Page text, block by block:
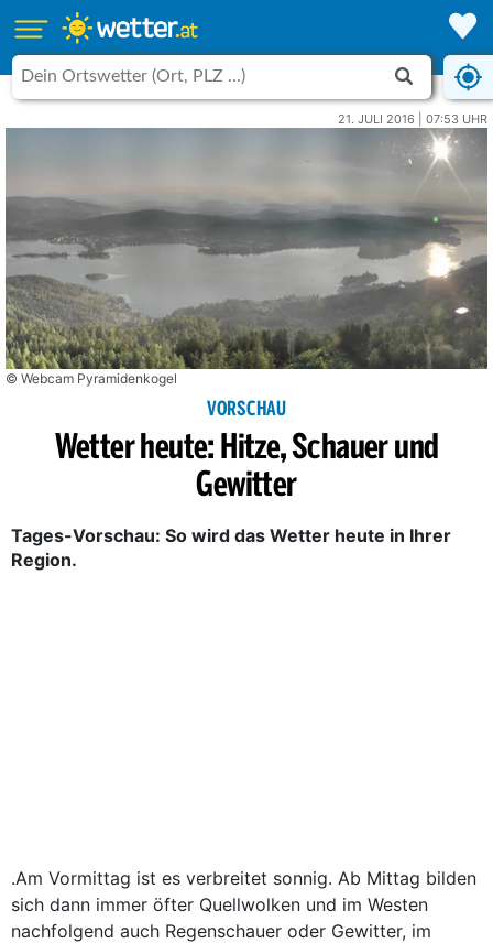
21. JULI 2016 | 07:53 UHR
© Webcam Pyramidenkogel
VORSCHAU
Wetter heute: Hitze, Schauer und
Gewitter
Tages-Vorschau: So wird das Wetter heute in Ihrer
Region.
.Am Vormittag ist es verbreitet sonnig. Ab Mittag bilden
sich dann immer öfter Quellwolken und im Westen
nachfolgend auch Regenschauer oder Gewitter, im